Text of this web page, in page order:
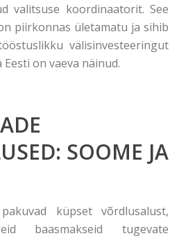
valitsuse koordinaatorit. See
piirkonnas ületamatu ja sihib
välisinvesteeringut
on vaeva näinud.
SOOME JA
küpset võrdlusalust,
baasmakseid tugevate